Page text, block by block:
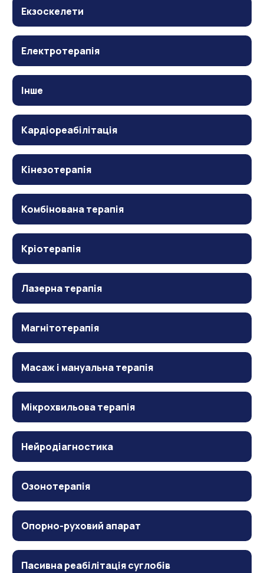
Екзоскелети
Електротерапія
Інше
Кардіореабілітація
Кінезотерапія
Комбінована терапія
Кріотерапія
Лазерна терапія
Магнітотерапія
Масаж і мануальна терапія
Мікрохвильова терапія
Нейродіагностика
Озонотерапія
Опорно-руховий апарат
Пасивна реабілітація суглобів